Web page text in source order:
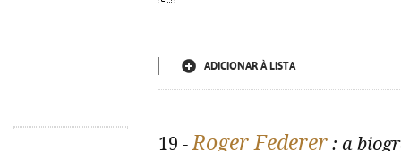
ADICIONAR À LISTA
19 -Roger Federer : a